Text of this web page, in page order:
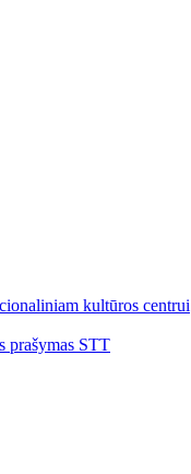
kultūros centrui
prašymas STT